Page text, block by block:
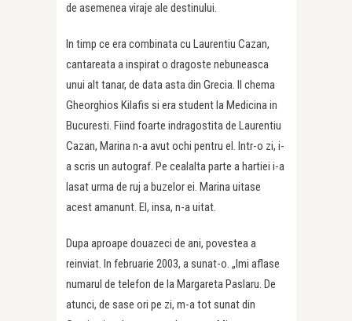
de asemenea viraje ale destinului.
In timp ce era combinata cu Laurentiu Cazan,
cantareata a inspirat o dragoste nebuneasca
unui alt tanar, de data asta din Grecia. Il chema
Gheorghios Kilafis si era student la Medicina in
Bucuresti. Fiind foarte indragostita de Laurentiu
Cazan, Marina n-a avut ochi pentru el. Intr-o zi, i-
a scris un autograf. Pe cealalta parte a hartiei i-a
lasat urma de ruj a buzelor ei. Marina uitase
acest amanunt. El, insa, n-a uitat.
Dupa aproape douazeci de ani, povestea a
reinviat. In februarie 2003, a sunat-o. „Imi aflase
numarul de telefon de la Margareta Paslaru. De
atunci, de sase ori pe zi, m-a tot sunat din